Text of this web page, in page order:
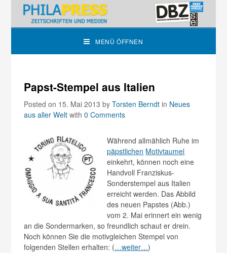
MENÜ ÖFFNEN
Papst-Stempel aus Italien
Posted on 15. Mai 2013byTorsten Berndt in Neues
aus aller Welt with0 Comments
Während allmählich Ruhe im
päpstlichen Motivtaumel
einkehrt, können noch eine
Handvoll Franziskus-
Sonderstempel aus Italien
erreicht werden. Das Abbild
des neuen Papstes (Abb.)
vom 2. Mai erinnert ein wenig
an die Sondermarken, so freundlich schaut er drein.
Noch können Sie die motivgleichen Stempel von
folgenden Stellen erhalten: (…weiter…)